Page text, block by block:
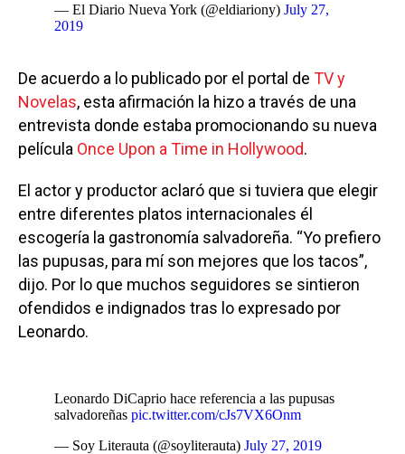
— El Diario Nueva York (@eldiariony) July 27,
2019
De acuerdo a lo publicado por el portal de TV y
Novelas, esta afirmación la hizo a través de una
entrevista donde estaba promocionando su nueva
película Once Upon a Time in Hollywood.
El actor y productor aclaró que si tuviera que elegir
entre diferentes platos internacionales él
escogería la gastronomía salvadoreña. “Yo prefiero
las pupusas, para mí son mejores que los tacos”,
dijo. Por lo que muchos seguidores se sintieron
ofendidos e indignados tras lo expresado por
Leonardo.
Leonardo DiCaprio hace referencia a las pupusas
salvadoreñas pic.twitter.com/cJs7VX6Onm
— Soy Literauta (@soyliterauta) July 27, 2019